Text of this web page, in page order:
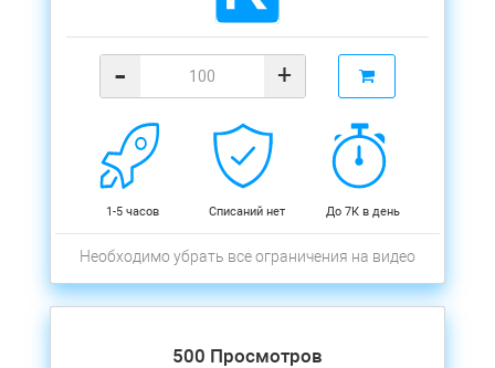
- +
1-5 часов Списаний нет До 7К в день
Необходимо убрать все ограничения на видео
500 Просмотров